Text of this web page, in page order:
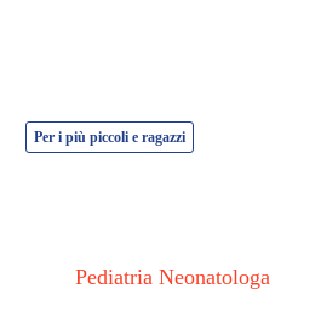
Per i più piccoli e ragazzi
Pediatria Neonatologa